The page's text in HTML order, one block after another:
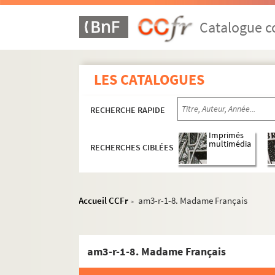
Catalogue
LES CATALOGUES
RECHERCHE RAPIDE
RECHERCHES CIBLÉES
Imprimés
multimédia
Accueil CCFr > am3-r-1-8. Madame Français
am3-r-1-8. Madame Français
am1. Familles
am2. Communes par ordre alphabétique
am3-g. Administrations financières
am3h. Affaires militaires